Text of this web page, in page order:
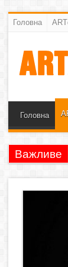
Головна
Головна
Важливе